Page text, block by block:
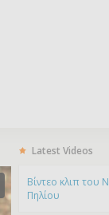
Latest Videos
Bίντεο κλιπ του
Πηλίου